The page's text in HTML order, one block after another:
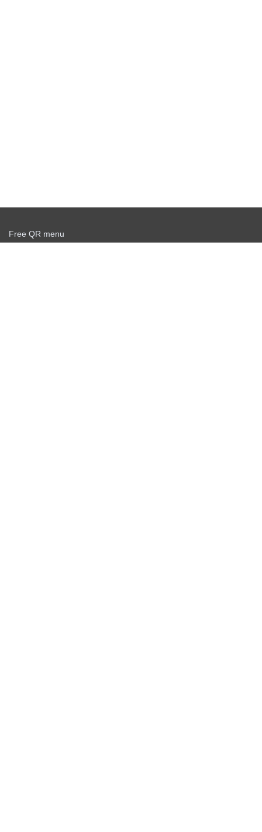
Free QR menu